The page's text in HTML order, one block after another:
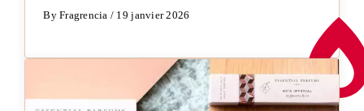
By Fragrencia / 19 janvier 2026